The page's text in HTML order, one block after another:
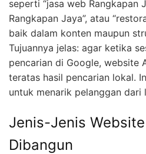
seperti “jasa web Rangkapan
Rangkapan Jaya”, atau
baik dalam konten maupun
Tujuannya jelas: agar ketika
pencarian di Google, website
teratas hasil pencarian lokal.
untuk menarik pelanggan dari
Jenis-Jenis
Dibangun